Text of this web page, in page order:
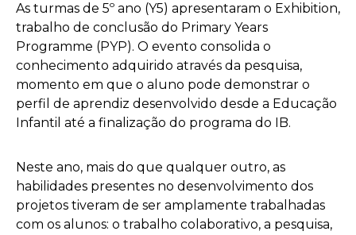
As turmas de 5º ano (Y5) apresentaram o Exhibition,
trabalho de conclusão do Primary Years
Programme (PYP). O evento consolida o
conhecimento adquirido através da pesquisa,
momento em que o aluno pode demonstrar o
perfil de aprendiz desenvolvido desde a Educação
Infantil até a finalização do programa do IB.
Neste ano, mais do que qualquer outro, as
habilidades presentes no desenvolvimento dos
projetos tiveram de ser amplamente trabalhadas
com os alunos: o trabalho colaborativo, a pesquisa,